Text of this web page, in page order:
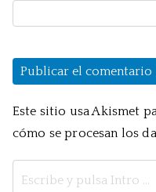
Este sitio usa Akismet
cómo se procesan los